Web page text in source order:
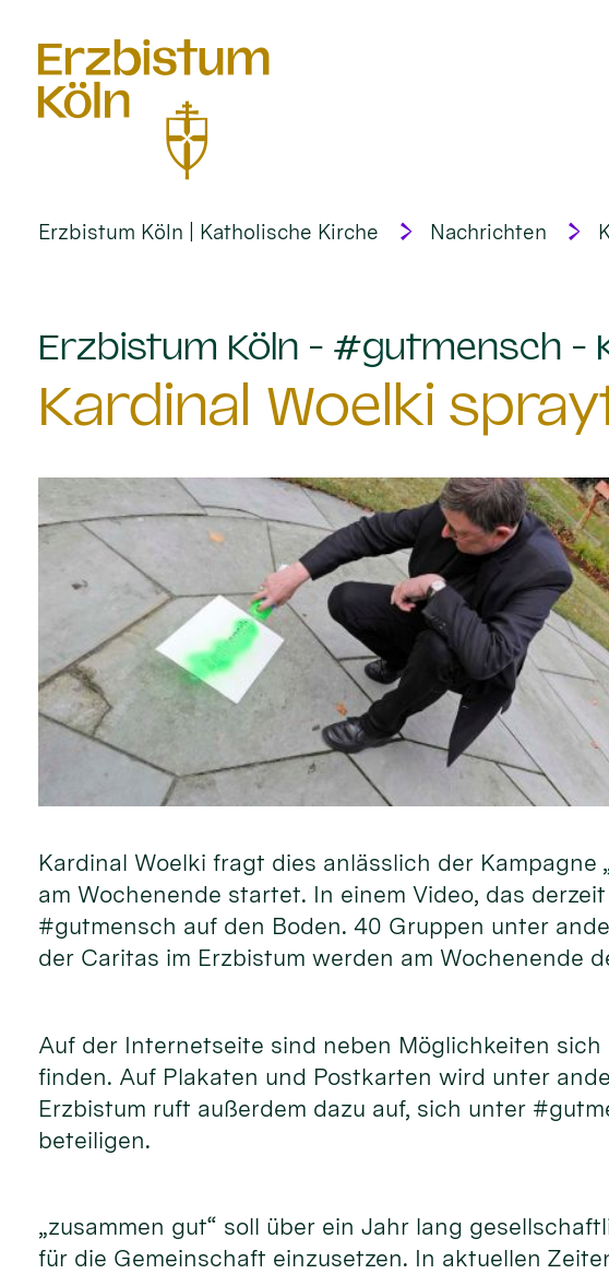
Erzbistum Köln | Katholische Kirche Nachrichten
Erzbistum Köln - #gutmensch -
Kardinal Woelki
Kardinal Woelki fragt dies anlässlich der
am Wochenende startet. In einem Video, das
#gutmensch auf den Boden. 40 Gruppen unter
der Caritas im Erzbistum werden am Wochenende
Auf der Internetseite sind neben Möglichkeiten
finden. Auf Plakaten und Postkarten wird unter
Erzbistum ruft außerdem dazu auf, sich unter
beteiligen.
„zusammen gut“ soll über ein Jahr lang
für die Gemeinschaft einzusetzen. In aktuellen